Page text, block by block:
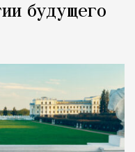
будущего